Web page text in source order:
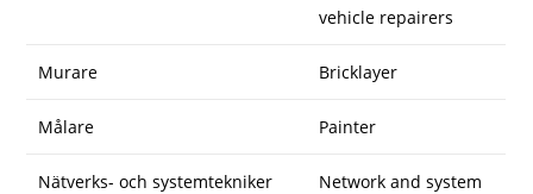
vehicle repairers
Murare Bricklayer
Målare Painter
Nätverks- och systemtekniker
Network and system